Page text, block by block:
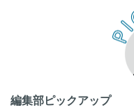
編集部ピックアップ